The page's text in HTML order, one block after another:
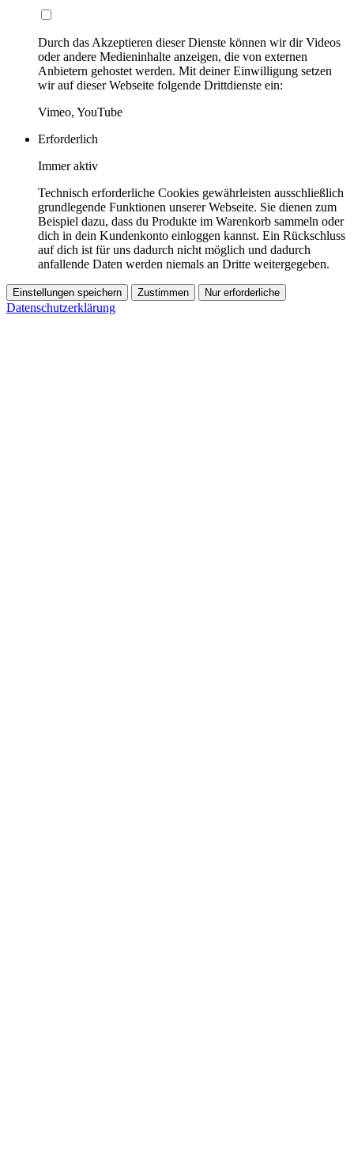
Durch das Akzeptieren dieser Dienste können wir dir Videos
oder andere Medieninhalte anzeigen, die von externen
Anbietern gehostet werden. Mit deiner Einwilligung setzen
wir auf dieser Webseite folgende Drittdienste ein:
Vimeo, YouTube
Erforderlich
Immer aktiv
Technisch erforderliche Cookies gewährleisten ausschließlich
grundlegende Funktionen unserer Webseite. Sie dienen zum
Beispiel dazu, dass du Produkte im Warenkorb sammeln oder
dich in dein Kundenkonto einloggen kannst. Ein Rückschluss
auf dich ist für uns dadurch nicht möglich und dadurch
anfallende Daten werden niemals an Dritte weitergegeben.
Einstellungen speichern Zustimmen Nur erforderliche
Datenschutzerklärung